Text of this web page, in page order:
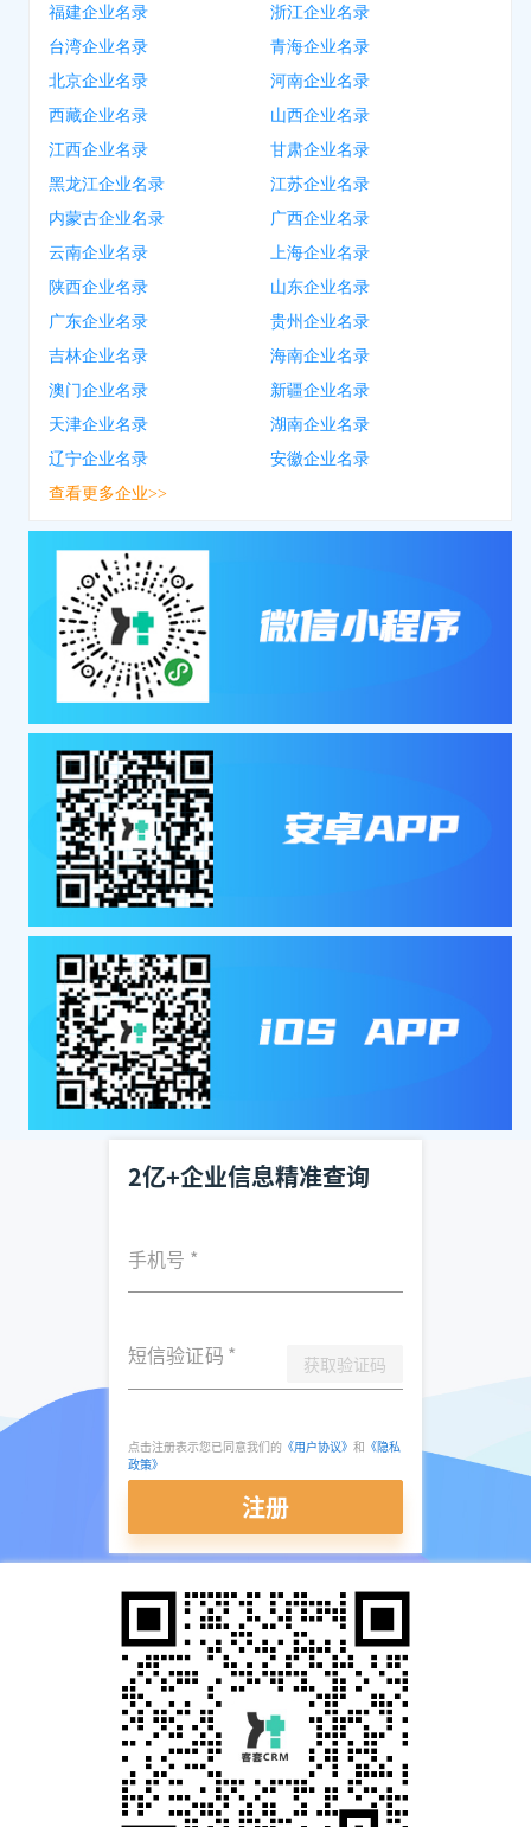
福建企业名录
浙江企业名录
台湾企业名录
青海企业名录
北京企业名录
河南企业名录
西藏企业名录
山西企业名录
江西企业名录
甘肃企业名录
黑龙江企业名录
江苏企业名录
内蒙古企业名录
广西企业名录
云南企业名录
上海企业名录
陕西企业名录
山东企业名录
广东企业名录
贵州企业名录
吉林企业名录
海南企业名录
澳门企业名录
新疆企业名录
天津企业名录
湖南企业名录
辽宁企业名录
安徽企业名录
查看更多企业>>
2亿+企业信息精准查询
手机号 *
短信验证码 * 获取验证码
点击注册表示您已同意我们的 《用户协议》 和 《隐私
政策》
注册